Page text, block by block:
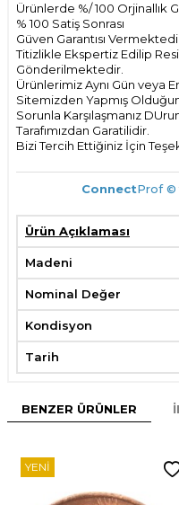
Ürünlerde %/ 100 Orjinallık
% 100 Satiş Sonrası
Güven Garantısı
Titizlikle Ekspertiz Edilip
Gönderilmektedir.
Ürünlerimiz Aynı Gün veya
Sitemizden Yapmış
Sorunla Karşılaşmanız
Tarafımızdan Garatilidir.
Bizi Tercih Ettiğiniz İçin
ConnectProf ©
Ürün Açıklaması
Madeni
Nominal Değer
Kondisyon
Tarih
BENZER ÜRÜNLER
YENI